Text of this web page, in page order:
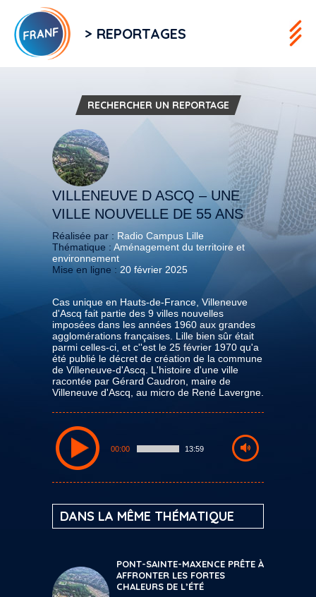
> REPORTAGES
RECHERCHER UN REPORTAGE
VILLENEUVE D ASCQ – UNE
VILLE NOUVELLE DE 55 ANS
Réalisée par : Radio Campus Lille
Thématique : Aménagement du territoire et
environnement
Mise en ligne : 20 février 2025
Cas unique en Hauts-de-France, Villeneuve
d'Ascq fait partie des 9 villes nouvelles
imposées dans les années 1960 aux grandes
agglomérations françaises. Lille bien sûr était
parmi celles-ci, et c''est le 25 février 1970 qu'a
été publié le décret de création de la commune
de Villeneuve-d'Ascq. L'histoire d'une ville
racontée par Gérard Caudron, maire de
Villeneuve d'Ascq, au micro de René Lavergne.
00:00 13:59
DANS LA MÊME THÉMATIQUE
PONT-SAINTE-MAXENCE PRÊTE À
AFFRONTER LES FORTES
CHALEURS DE L’ÉTÉ